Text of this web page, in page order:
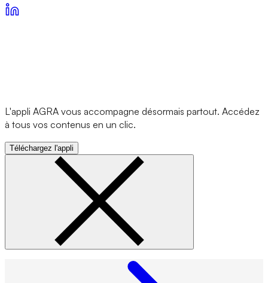
L'appli AGRA vous accompagne désormais partout. Accédez
à tous vos contenus en un clic.
Téléchargez l'appli